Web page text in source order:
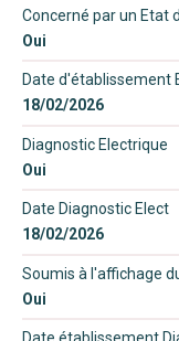
Concerné par un Etat
Oui
Date d'établissement
18/02/2026
Diagnostic Electrique
Oui
Date Diagnostic Elect
18/02/2026
Soumis à l'affichage
Oui